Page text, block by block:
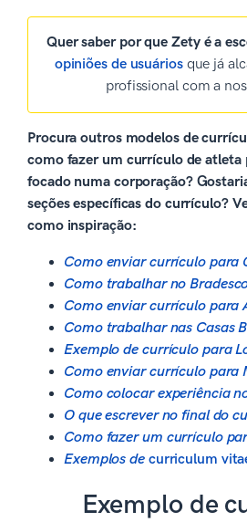
Quer saber por que Zety é a
opiniões de usuáriosque já
profissional com a
Procura outros modelos de
como fazer um currículo de atleta
focado numa corporação?
seções específicas do currículo?
como inspiração:
Como enviar currículo para
Como trabalhar no
Como enviar currículo para
Como trabalhar nas Casas
Exemplo de currículo para
Como enviar currículo para
Como colocar experiência
O que escrever no final do
Como fazer um currículo
Exemplos de curriculum
Exemplo de